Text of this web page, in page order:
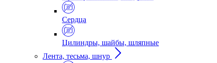
Сердца
Цилиндры, шайбы, шляпные
Лента, тесьма, шнур